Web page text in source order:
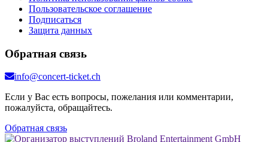
Пользовательское соглашение
Подписаться
Защита данных
Обратная связь
info@concert-ticket.ch
Если у Вас есть вопросы, пожелания или комментарии,
пожалуйста, обращайтесь.
Обратная связь